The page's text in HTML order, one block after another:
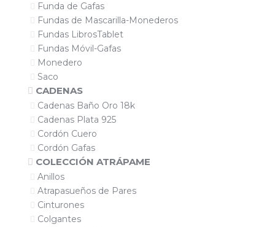
Funda de Gafas
Fundas de Mascarilla-Monederos
Fundas LibrosTablet
Fundas Móvil-Gafas
Monedero
Saco
CADENAS
Cadenas Baño Oro 18k
Cadenas Plata 925
Cordón Cuero
Cordón Gafas
COLECCIÓN ATRÁPAME
Anillos
Atrapasueños de Pares
Cinturones
Colgantes